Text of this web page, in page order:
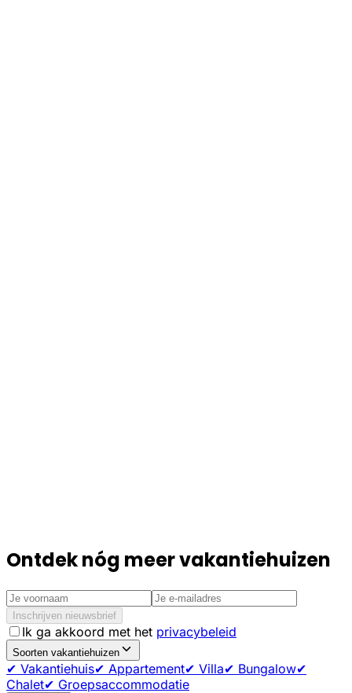
Ontdek nóg meer vakantiehuizen
Inschrijven nieuwsbrief
Ik ga akkoord met het privacybeleid
Soorten vakantiehuizen
✔ Vakantiehuis✔ Appartement✔ Villa✔ Bungalow✔
Chalet✔ Groepsaccommodatie